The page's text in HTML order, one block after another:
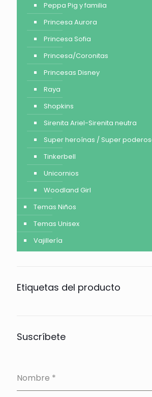
Peppa Pig y familia
Princesa Aurora
Princesa Sofia
Princesa/Coronitas
Princesas Disney
Raya
Shopkins
Sirenita Ariel-Sirenita neutra
Super heroínas / Super
Tinkerbell
Unicornios
Woodland Girl
Temas Niños
Temas Unisex
Vajillería
Etiquetas del producto
Suscríbete
Nombre *